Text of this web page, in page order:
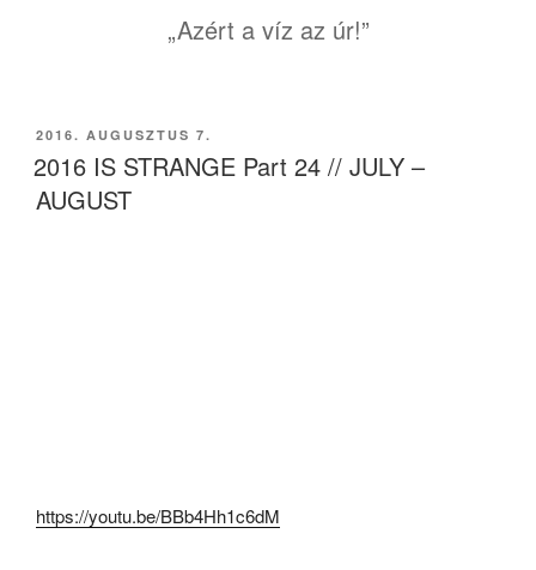
„Azért a víz az úr!”
BEKÜLDVE:
2016. AUGUSZTUS 7.
2016 IS STRANGE Part 24 // JULY –
AUGUST
https://youtu.be/BBb4Hh1c6dM